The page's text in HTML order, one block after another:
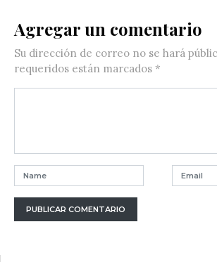
Agregar un comentario
Su dirección de correo no se hará
requeridos están marcados *